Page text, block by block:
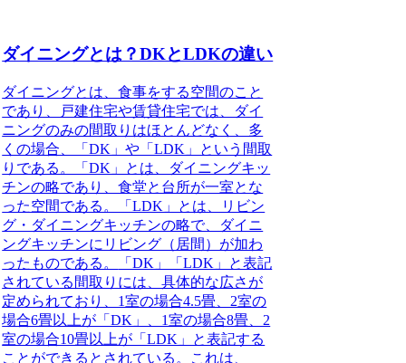
ダイニングとは？DKとLDKの違い
ダイニングとは、食事をする空間のこと
であり、戸建住宅や賃貸住宅では、ダイ
ニングのみの間取りはほとんどなく、多
くの場合、「DK」や「LDK」という間取
りである。「DK」とは、ダイニングキッ
チンの略であり、食堂と台所が一室とな
った空間である。「LDK」とは、リビン
グ・ダイニングキッチンの略で、ダイニ
ングキッチンにリビング（居間）が加わ
ったものである。
「DK」「LDK」と表記
されている間取りには、具体的な広さが
定められており、1室の場合4.5畳、2室の
場合6畳以上が「DK」、1室の場合8畳、2
室の場合10畳以上が「LDK」と表記する
ことができる とされている。これは、